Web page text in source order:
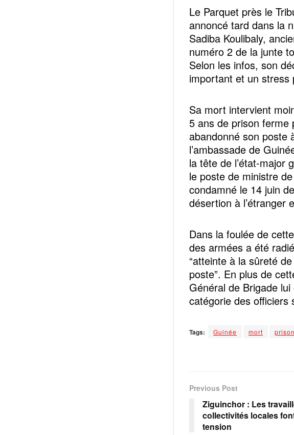
Le Parquet près le
annoncé tard dans la
Sadiba Koulibaly,
numéro 2 de la junte
Selon les infos, son
important et un stress
Sa mort intervient
5 ans de prison ferme
abandonné son poste
l’ambassade de
la tête de l’état-major
le poste de ministre
condamné le 14 juin
désertion à l’étranger
Dans la foulée de
des armées a été
“atteinte à la sûreté
poste”. En plus de
Général de Brigade
catégorie des officiers
Tags: Guinée mort prison
Previous Post
Ziguinchor : Les
collectivités locales
tension